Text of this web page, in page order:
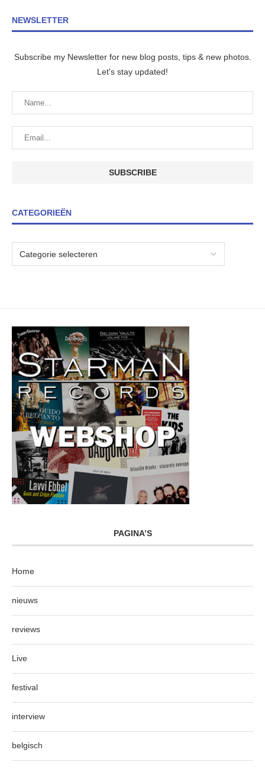
NEWSLETTER
Subscribe my Newsletter for new blog posts, tips & new photos.
Let's stay updated!
CATEGORIEËN
PAGINA’S
Home
nieuws
reviews
Live
festival
interview
belgisch